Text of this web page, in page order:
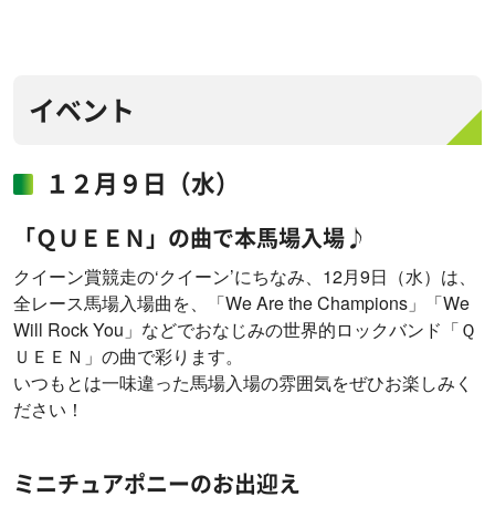
イベント
１２月９日（水）
「ＱＵＥＥＮ」の曲で本馬場入場♪
クイーン賞競走の‘クイーン’にちなみ、12月9日（水）は、
全レース馬場入場曲を、「We Are the Champions」「We
Will Rock You」などでおなじみの世界的ロックバンド「Ｑ
ＵＥＥＮ」の曲で彩ります。
いつもとは一味違った馬場入場の雰囲気をぜひお楽しみく
ださい！
ミニチュアポニーのお出迎え